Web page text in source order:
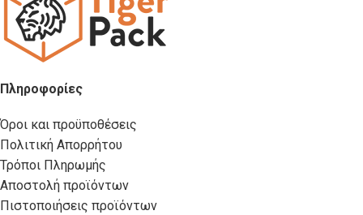
Πληροφορίες
Όροι και προϋποθέσεις
Πολιτική Απορρήτου
Τρόποι Πληρωμής
Αποστολή προϊόντων
Πιστοποιήσεις προϊόντων